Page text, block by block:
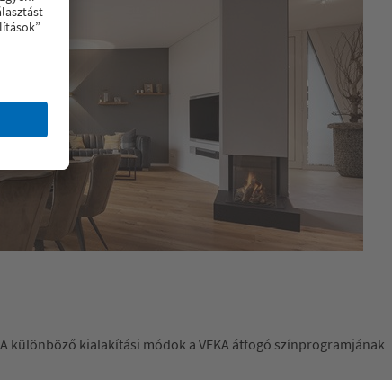
különböző kialakítási módok a VEKA átfogó színprogramjának